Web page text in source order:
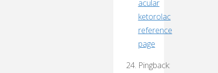
acular
ketorolac
reference
page
Pingback: